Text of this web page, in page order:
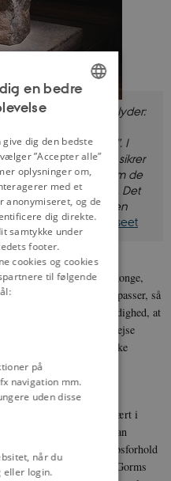
på runestenen lyder:
datter, efter kong
ristede runerne”. I
rejste ved Hedeby, sikrer
opmærksomhed som de
mand og hendes søn. Det
kunne indtage en
Foto:Nationalmuseet
besejrede den danske konge,
dåben. Hvis det passer, så
prestige. Den omstændighed, at
men også nåede at rejse
der skete hastige politiske
af danske børn har lært i
Det er han, fordi han
eller fjernere slægtsskabsforhold
er kendt. Samtidig er Gorms
DANISH
en bedre
dig den bedste
”Accepter alle”
oplysninger om,
med et
anonymiseret, og de
dig direkte.
samtykke under
footer.
cookies og cookies
til følgende
på
navigation mm.
uden disse
når du
eller login.